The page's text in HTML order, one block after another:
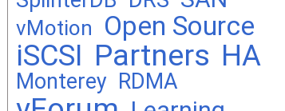
vMotion Open Source
iSCSI Partners HA
Monterey RDMA